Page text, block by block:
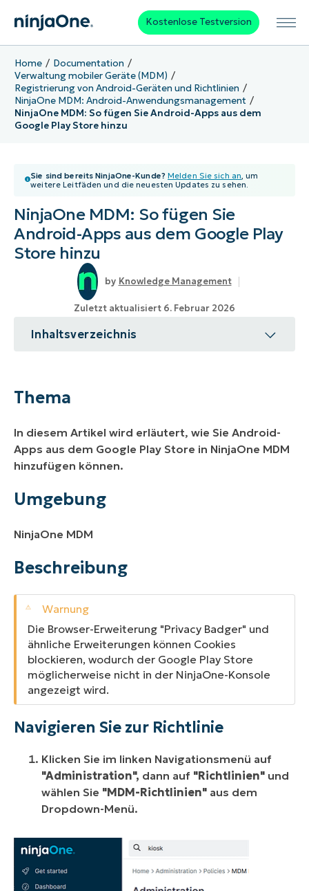
Kostenlose Testversion
Home
Documentation
Verwaltung mobiler Geräte (MDM)
Registrierung von Android-Geräten und Richtlinien
NinjaOne MDM: Android-Anwendungsmanagement
NinjaOne MDM: So fügen Sie Android-Apps aus dem
Google Play Store hinzu
Sie sind bereits NinjaOne-Kunde? Melden Sie sich an, um
weitere Leitfäden und die neuesten Updates zu sehen.
NinjaOne MDM: So fügen Sie
Android-Apps aus dem Google Play
Store hinzu
Knowledge Management
Zuletzt aktualisiert 6. Februar 2026
Inhaltsverzeichnis
Weitere Ressourcen
Thema
In diesem Artikel wird erläutert, wie Sie Android-
Apps aus dem Google Play Store in NinjaOne MDM
hinzufügen können.
Umgebung
NinjaOne MDM
Beschreibung
Die Browser-Erweiterung "Privacy Badger" und
ähnliche Erweiterungen können Cookies
blockieren, wodurch der Google Play Store
möglicherweise nicht in der NinjaOne-Konsole
angezeigt wird.
Navigieren Sie zur Richtlinie
Klicken Sie im linken Navigationsmenü auf
"Administration", dann auf "Richtlinien" und
wählen Sie "MDM-Richtlinien" aus dem
Dropdown-Menü.